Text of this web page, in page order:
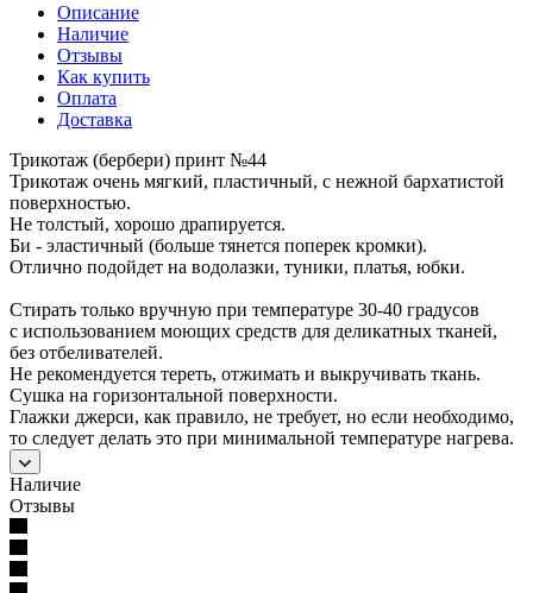
Описание
Наличие
Отзывы
Как купить
Оплата
Доставка
Трикотаж (бербери) принт №44
Трикотаж очень мягкий, пластичный, с нежной бархатистой
поверхностью.
Не толстый, хорошо драпируется.
Би - эластичный (больше тянется поперек кромки).
Отлично подойдет на водолазки, туники, платья, юбки.
Стирать только вручную при температуре 30-40 градусов
с использованием моющих средств для деликатных тканей,
без отбеливателей.
Не рекомендуется тереть, отжимать и выкручивать ткань.
Сушка на горизонтальной поверхности.
Глажки джерси, как правило, не требует, но если необходимо,
то следует делать это при минимальной температуре нагрева.
Наличие
Отзывы